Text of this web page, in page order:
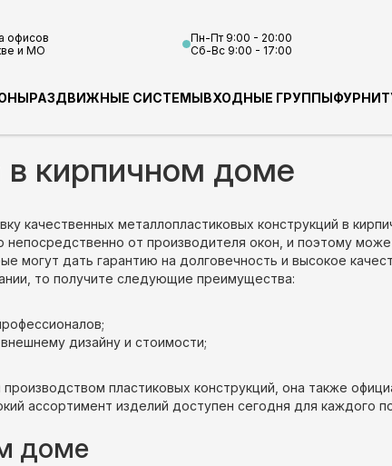
офисов
и МО
Пн-Пт 9:00 - 20:00
Сб-Вс 9:00 - 17:00
РАЗДВИЖНЫЕ СИСТЕМЫВХОДНЫЕ ГРУППЫ
в кирпичном доме
качественных металлопластиковых конструкций в
непосредственно от производителя окон, и поэтому
могут дать гарантию на долговечность и высокое
то получите следующие преимущества:
дизайну и стоимости;
пластиковых конструкций, она также
ассортимент изделий доступен сегодня для каждого
доме